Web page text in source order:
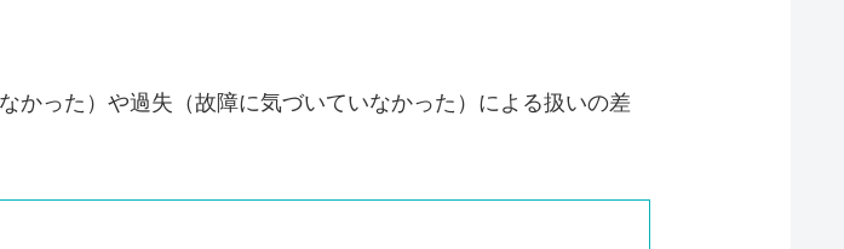
かった）や過失（故障に気づいていなかった）による扱いの差